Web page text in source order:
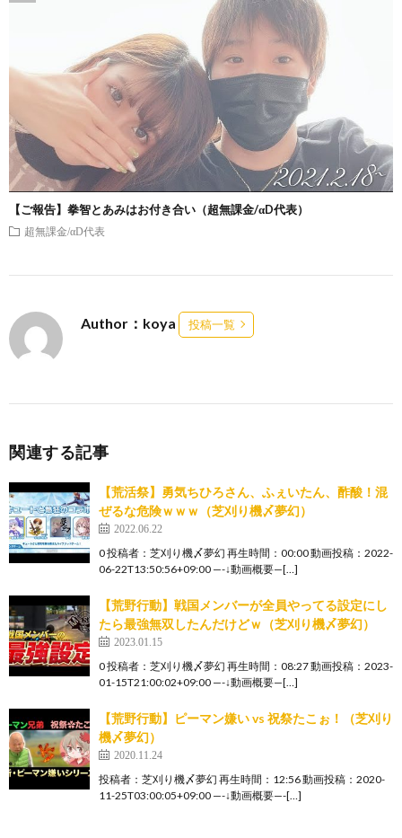
【ご報告】拳智とあみはお付き合い（超無課金/αD代表）
超無課金/αD代表
Author：koya 投稿一覧
関連する記事
【荒活祭】勇気ちひろさん、ふぇいたん、酢酸！混
ぜるな危険ｗｗｗ（芝刈り機〆夢幻）
2022.06.22
0 投稿者：芝刈り機〆夢幻 再生時間：00:00 動画投稿：2022-
06-22T13:50:56+09:00 —-↓動画概要—[…]
【荒野行動】戦国メンバーが全員やってる設定にし
たら最強無双したんだけどｗ（芝刈り機〆夢幻）
2023.01.15
0 投稿者：芝刈り機〆夢幻 再生時間：08:27 動画投稿：2023-
01-15T21:00:02+09:00 —-↓動画概要—[…]
【荒野行動】ピーマン嫌い vs 祝祭たこぉ！（芝刈り
機〆夢幻）
2020.11.24
投稿者：芝刈り機〆夢幻 再生時間：12:56 動画投稿：2020-
11-25T03:00:05+09:00 —-↓動画概要—-[…]